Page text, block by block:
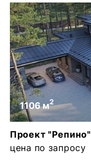
1106 м2
Проект "Репино"
цена по запросу